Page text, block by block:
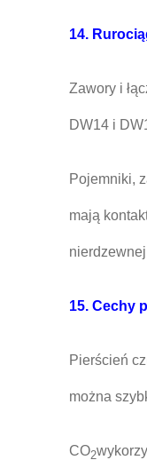
14.
Zawory i
DW14 i
Pojemniki,
mają
15. Cechy
Pierścień
można
CO2